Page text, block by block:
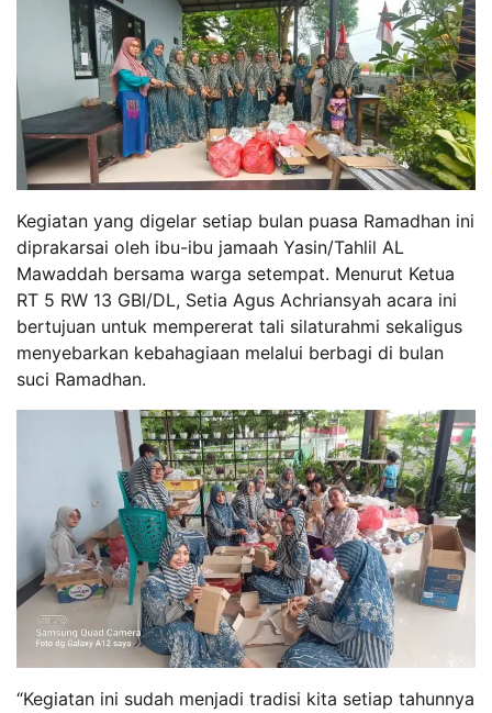
Kegiatan yang digelar setiap bulan puasa Ramadhan ini
diprakarsai oleh ibu-ibu jamaah Yasin/Tahlil AL
Mawaddah bersama warga setempat. Menurut Ketua
RT 5 RW 13 GBI/DL, Setia Agus Achriansyah acara ini
bertujuan untuk mempererat tali silaturahmi sekaligus
menyebarkan kebahagiaan melalui berbagi di bulan
suci Ramadhan.
“Kegiatan ini sudah menjadi tradisi kita setiap tahunnya